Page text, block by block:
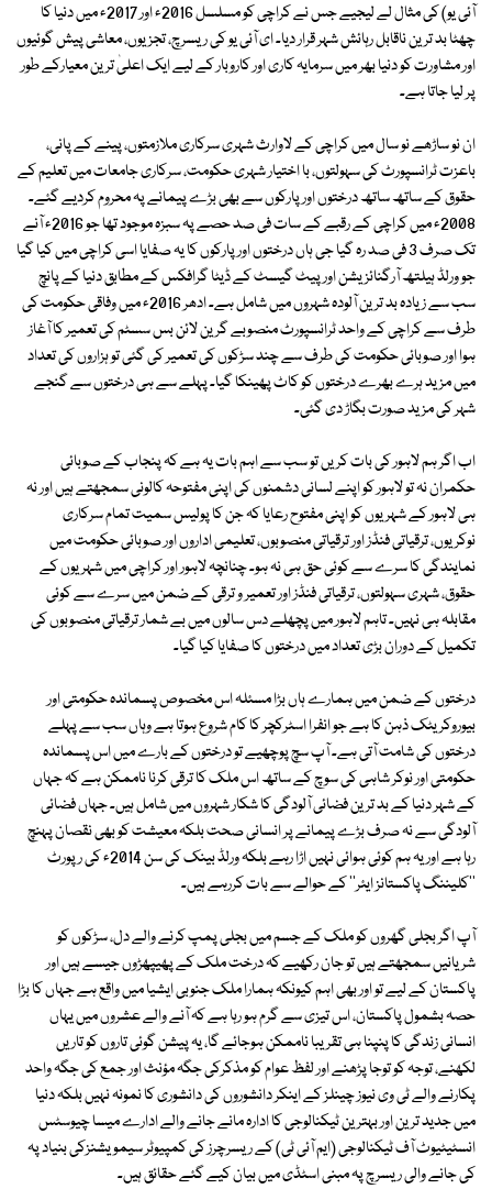
آئی یو) کی مثال لے لیجیے جس نے کراچی کو مسلسل 2016ء اور 2017ء میں دنیا کا
چھٹا بد ترین ناقابل رہائش شہر قرار دیا۔ ای آئی یو کی ریسرچ، تجزیوں، معاشی پیش گوئیوں
اور مشاورت کو دنیا بھر میں سرمایہ کاری اور کاروبار کے لیے ایک اعلیٰ ترین معیارکے طور
پر لیا جاتا ہے۔
ان نو ساڑھے نو سال میں کراچی کے لاوارث شہری سرکاری ملازمتوں، پینے کے پانی،
باعزت ٹرانسپورٹ کی سہولتوں، با اختیار شہری حکومت، سرکاری جامعات میں تعلیم کے
حقوق کے ساتھ ساتھ درختوں اور پارکوں سے بھی بڑے پیمانے پہ محروم کردیے گئے۔
2008ء میں کراچی کے رقبے کے سات فی صد حصے پہ سبزہ موجود تھا جو 2016ء آنے
تک صرف 3 فی صد رہ گیا جی ہاں درختوں اور پارکوں کا یہ صفایا اسی کراچی میں کیا گیا
جو ورلڈ ہیلتھ آرگنائزیشن اور پیٹ گیسٹ کے ڈیٹا گرافکس کے مطابق دنیا کے پانچ
سب سے زیادہ بد ترین آلودہ شہروں میں شامل ہے۔ ادھر 2016ء میں وفاقی حکومت کی
طرف سے کراچی کے واحد ٹرانسپورٹ منصوبے گرین لائن بس سسٹم کی تعمیر کا آغاز
ہوا اور صوبائی حکومت کی طرف سے چند سڑکوں کی تعمیر کی گئی تو ہزاروں کی تعداد
میں مزید ہرے بھرے درختوں کو کاٹ پھینکا گیا۔ پہلے سے ہی درختوں سے گنجے
شہر کی مزید صورت بگاڑ دی گئی۔
اب اگر ہم لاہور کی بات کریں تو سب سے اہم بات یہ ہے کہ پنجاب کے صوبائی
حکمران نہ تو لاہور کو اپنے لسانی دشمنوں کی اپنی مفتوحہ کالونی سمجھتے ہیں اور نہ
ہی لاہور کے شہریوں کو اپنی مفتوح رعایا کہ جن کا پولیس سمیت تمام سرکاری
نوکریوں، ترقیاتی فنڈز اور ترقیاتی منصوبوں، تعلیمی اداروں اور صوبائی حکومت میں
نمایندگی کا سرے سے کوئی حق ہی نہ ہو۔ چنانچہ لاہور اور کراچی میں شہریوں کے
حقوق، شہری سہولتوں، ترقیاتی فنڈز اور تعمیر و ترقی کے ضمن میں سرے سے کوئی
مقابلہ ہی نہیں۔ تاہم لاہور میں پچھلے دس سالوں میں بے شمار ترقیاتی منصوبوں کی
تکمیل کے دوران بڑی تعداد میں درختوں کا صفایا کیا گیا۔
درختوں کے ضمن میں ہمارے ہاں بڑا مسئلہ اس مخصوص پسماندہ حکومتی اور
بیوروکریٹک ذہن کا ہے جو انفرا اسٹرکچر کا کام شروع ہوتا ہے وہاں سب سے پہلے
درختوں کی شامت آتی ہے۔ آپ سچ پوچھیے تو درختوں کے بارے میں اس پسماندہ
حکومتی اور نوکر شاہی کی سوچ کے ساتھ اس ملک کا ترقی کرنا ناممکن ہے کہ جہاں
کے شہر دنیا کے بد ترین فضائی آلودگی کا شکار شہروں میں شامل ہیں۔ جہاں فضائی
آلودگی سے نہ صرف بڑے پیمانے پر انسانی صحت بلکہ معیشت کو بھی نقصان پہنچ
رہا ہے اور یہ ہم کوئی ہوائی نہیں اڑا رہے بلکہ ورلڈ بینک کی سن 2014ء کی رپورٹ
''کلیننگ پاکستانز ایئر'' کے حوالے سے بات کررہے ہیں۔
آپ اگر بجلی گھروں کو ملک کے جسم میں بجلی پمپ کرنے والے دل، سڑکوں کو
شریانیں سمجھتے ہیں تو جان رکھیے کہ درخت ملک کے پھیپھڑوں جیسے ہیں اور
پاکستان کے لیے تو اور بھی اہم کیونکہ ہمارا ملک جنوبی ایشیا میں واقع ہے جہاں کا بڑا
حصہ بشمول پاکستان، اس تیزی سے گرم ہو رہا ہے کہ آنے والے عشروں میں یہاں
انسانی زندگی کا پنپنا ہی تقریبا ناممکن ہوجائے گا، یہ پیشن گوئی تاروں کو تاریں
لکھنے، توجہ کو توجا پڑھنے اور لفظ عوام کو مذکرکی جگہ مؤنث اور جمع کی جگہ واحد
پکارنے والے ٹی وی نیوز چینلز کے اینکر دانشوروں کی دانشوری کا نمونہ نہیں بلکہ دنیا
میں جدید ترین اور بہترین ٹیکنالوجی کا ادارہ مانے جانے والے ادارے میسا چیوسٹس
انسٹیٹیوٹ آف ٹیکنالوجی (ایم آئی ٹی) کے ریسرچرز کی کمپیوٹر سیمویشنزکی بنیاد پہ
کی جانے والی ریسرچ پہ مبنی اسٹڈی میں بیان کیے گئے حقائق ہیں۔